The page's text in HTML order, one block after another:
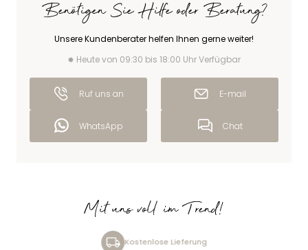
Benötigen Sie Hilfe oder Beratung?
Unsere Kundenberater helfen Ihnen gerne weiter!
Heute von 09:30 bis 18:00 Uhr Verfügbar
Ruf uns an E-mail
WhatsApp Chat
Mit uns voll im Trend!
Kostenlose Lieferung